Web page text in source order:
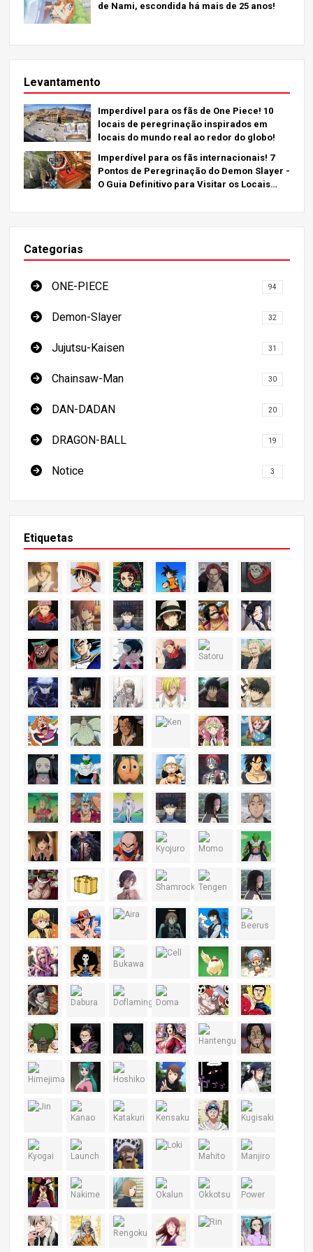
de Nami, escondida há mais de 25 anos!
Levantamento
Imperdível para os fãs de One Piece! 10
locais de peregrinação inspirados em
locais do mundo real ao redor do globo!
Imperdível para os fãs internacionais! 7
Pontos de Peregrinação do Demon Slayer -
O Guia Definitivo para Visitar os Locais
Categorias
ONE-PIECE 94
Demon-Slayer 32
Jujutsu-Kaisen 31
Chainsaw-Man 30
DAN-DADAN 20
DRAGON-BALL 19
Notice 3
Etiquetas